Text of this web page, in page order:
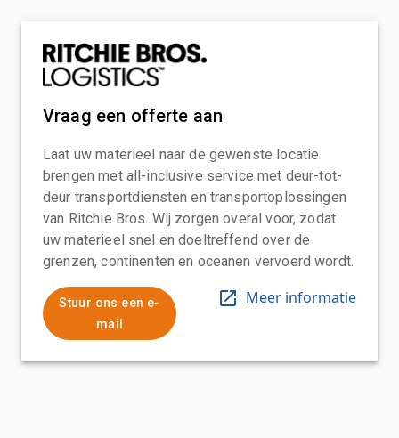
Vraag een offerte aan
Laat uw materieel naar de gewenste locatie
brengen met all-inclusive service met deur-tot-
deur transportdiensten en transportoplossingen
van Ritchie Bros. Wij zorgen overal voor, zodat
uw materieel snel en doeltreffend over de
grenzen, continenten en oceanen vervoerd wordt.
Stuur ons een e-
mail
Meer informatie